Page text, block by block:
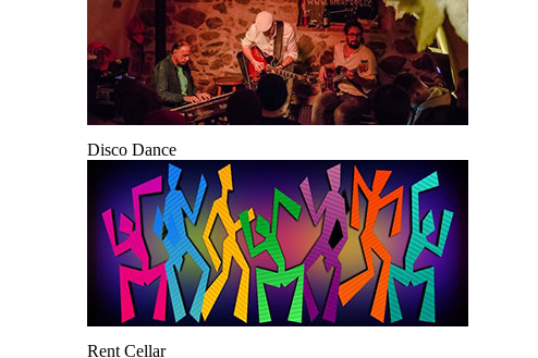
Disco Dance
Rent Cellar